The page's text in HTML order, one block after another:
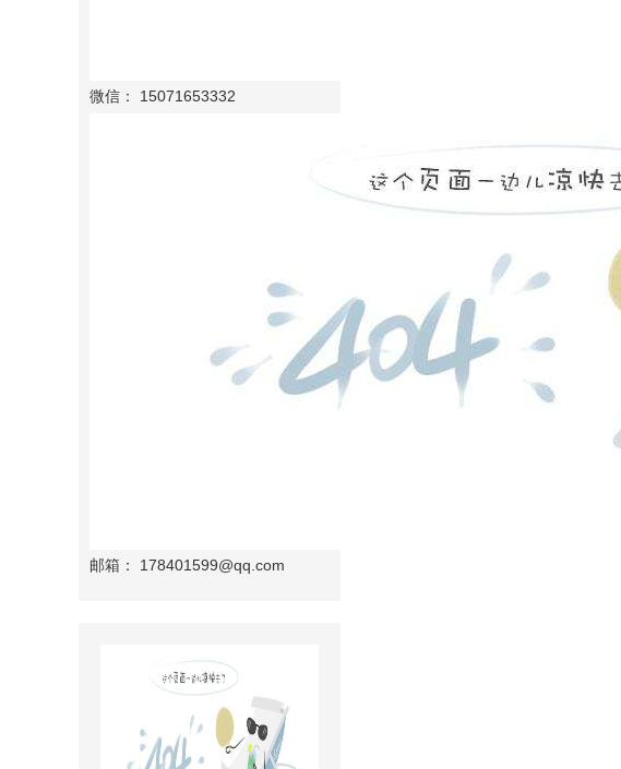
微信： 15071653332
邮箱： 178401599@qq.com